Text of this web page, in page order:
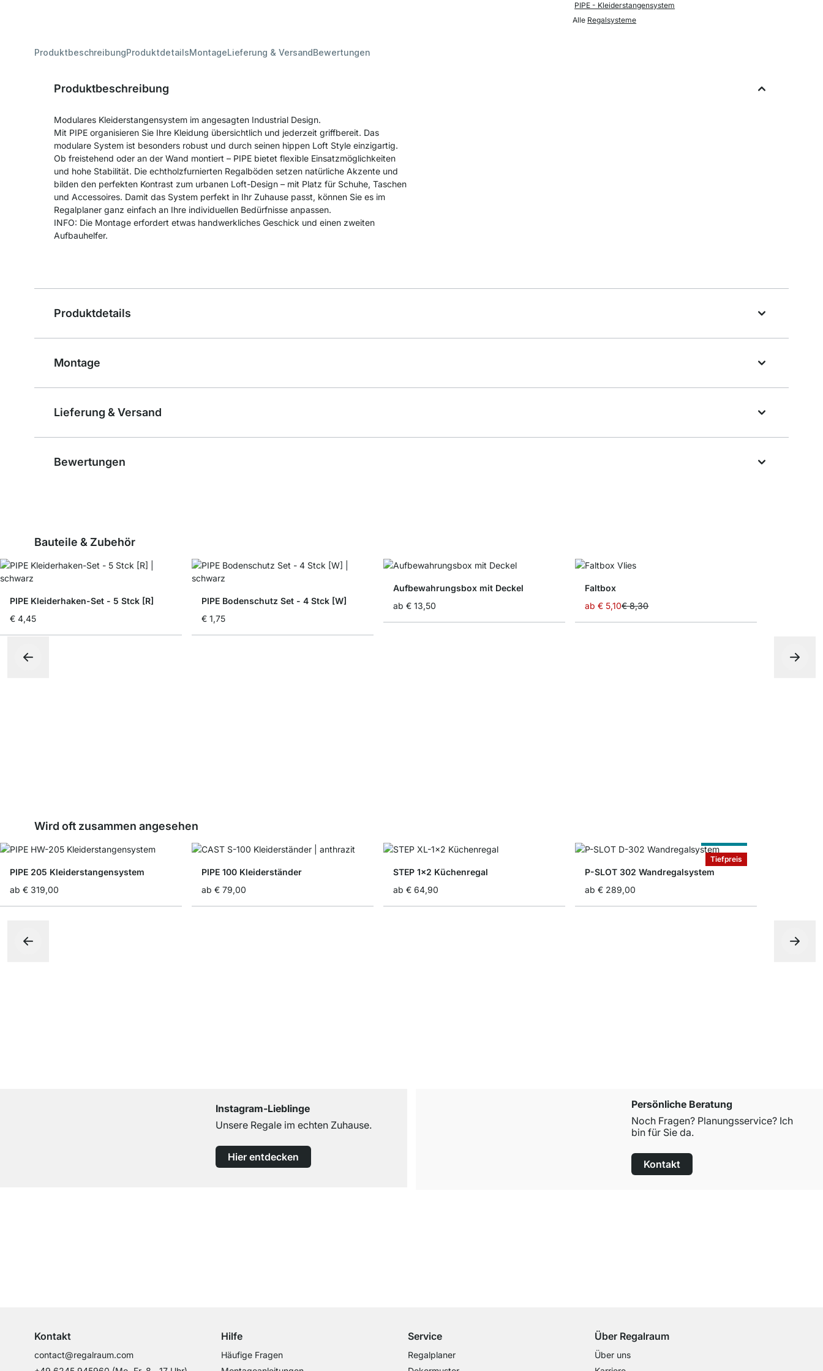
PIPE - Kleiderstangensystem
Alle Regalsysteme
ProduktbeschreibungProduktdetailsMontageLieferung & VersandBewertungen
Produktbeschreibung
Modulares Kleiderstangensystem im angesagten Industrial Design.
Mit PIPE organisieren Sie Ihre Kleidung übersichtlich und jederzeit griffbereit. Das
modulare System ist besonders robust und durch seinen hippen Loft Style einzigartig.
Ob freistehend oder an der Wand montiert – PIPE bietet flexible Einsatzmöglichkeiten
und hohe Stabilität. Die echtholzfurnierten Regalböden setzen natürliche Akzente und
bilden den perfekten Kontrast zum urbanen Loft-Design – mit Platz für Schuhe, Taschen
und Accessoires. Damit das System perfekt in Ihr Zuhause passt, können Sie es im
Regalplaner ganz einfach an Ihre individuellen Bedürfnisse anpassen.
INFO: Die Montage erfordert etwas handwerkliches Geschick und einen zweiten
Aufbauhelfer.
Produktdetails
Montage
Lieferung & Versand
Bewertungen
Bauteile & Zubehör
PIPE Kleiderhaken-Set - 5 Stck [R]
€ 4,45
PIPE Bodenschutz Set - 4 Stck [W]
€ 1,75
Aufbewahrungsbox mit Deckel
ab € 13,50
Faltbox
ab € 5,10€ 8,30
Wird oft zusammen angesehen
PIPE 205 Kleiderstangensystem
ab € 319,00
PIPE 100 Kleiderständer
ab € 79,00
STEP 1x2 Küchenregal
ab € 64,90
Tiefpreis
P-SLOT 302 Wandregalsystem
ab € 289,00
Instagram-Lieblinge
Unsere Regale im echten Zuhause.
Hier entdecken
Persönliche Beratung
Noch Fragen? Planungsservice? Ich
bin für Sie da.
Kontakt
Kontakt
contact@regalraum.com
Hilfe
Häufige Fragen
Service
Regalplaner
Über Regalraum
Über uns